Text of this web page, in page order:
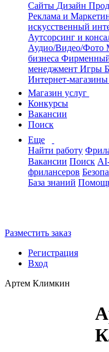
Сайты Дизайн
Реклама и
искусственный
Аутсорсинг и
Аудио/Видео/Фото
бизнеса
менеджмент Игры
Интернет-магазины
Магазин услуг
Конкурсы
Вакансии
Поиск
Еще
Найти работу
Вакансии Поиск
фрилансеров
База знаний
Разместить заказ
Регистрация
Вход
Артем Климкин